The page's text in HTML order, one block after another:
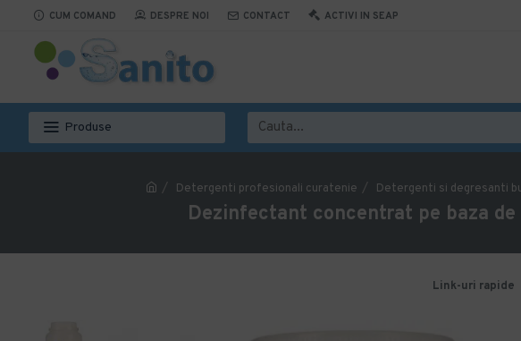
CUM COMAND DESPRE NOI CONTACT ACTIVI IN SEAP
Produse
Detergenti profesionali curatenie Detergenti si degresanti
Dezinfectant concentrat pe baza
Link-uri rapide